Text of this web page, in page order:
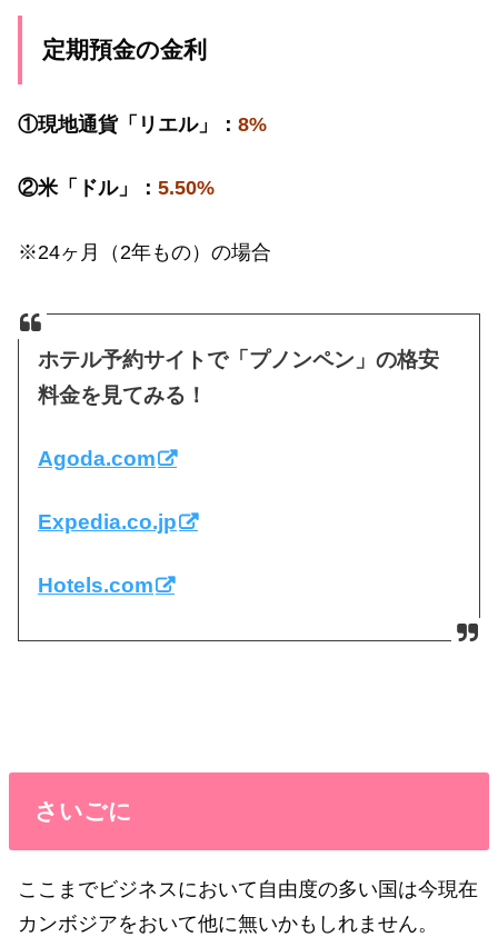
定期預金の金利
①現地通貨「リエル」：8%
②米「ドル」：5.50%
※24ヶ月（2年もの）の場合
ホテル予約サイトで「プノンペン」の格安
料金を見てみる！
Agoda.com
Expedia.co.jp
Hotels.com
さいごに
ここまでビジネスにおいて自由度の多い国は今現在
カンボジアをおいて他に無いかもしれません。